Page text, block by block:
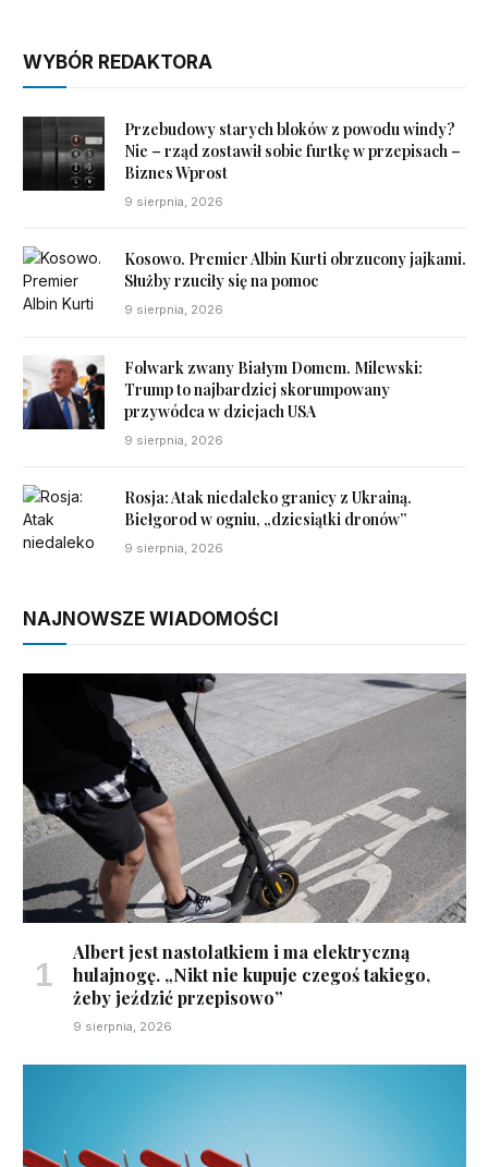
WYBÓR REDAKTORA
Przebudowy starych bloków z powodu windy?
Nie – rząd zostawił sobie furtkę w przepisach –
Biznes Wprost
9 sierpnia, 2026
Kosowo. Premier Albin Kurti obrzucony jajkami.
Służby rzuciły się na pomoc
9 sierpnia, 2026
Folwark zwany Białym Domem. Milewski:
Trump to najbardziej skorumpowany
przywódca w dziejach USA
9 sierpnia, 2026
Rosja: Atak niedaleko granicy z Ukrainą.
Biełgorod w ogniu, „dziesiątki dronów”
9 sierpnia, 2026
NAJNOWSZE WIADOMOŚCI
Albert jest nastolatkiem i ma elektryczną
hulajnogę. „Nikt nie kupuje czegoś takiego,
żeby jeździć przepisowo”
9 sierpnia, 2026